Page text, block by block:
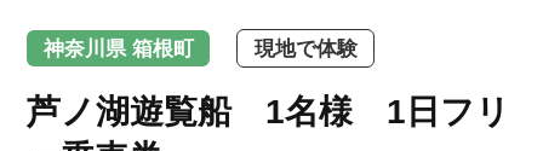
神奈川県 箱根町 現地で体験
芦ノ湖遊覧船 1名様 1日フリ